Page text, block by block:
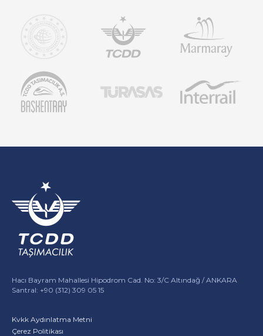
Hacı Bayram Mahallesi Hipodrom Cad. No: 3/C Altındağ / ANKARA
Santral: +90 (312) 309 05 15
Kvkk Aydınlatma Metni
Çerez Politikası